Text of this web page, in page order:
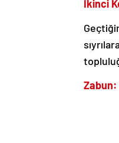
İkinci
Zabun: